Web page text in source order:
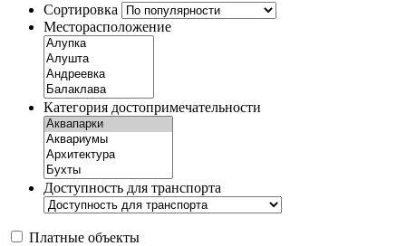
Сортировка
Месторасположение
Категория достопримечательности
Доступность для транспорта
Платные объекты